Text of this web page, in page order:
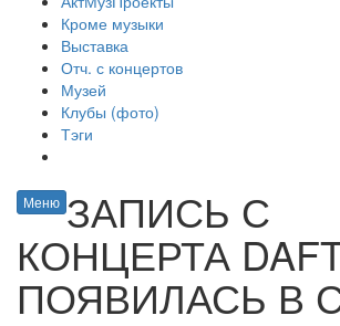
Кроме музыки
Выставка
Отч. с концертов
Музей
Клубы (фото)
Тэги
Меню ЗАПИСЬ С
КОНЦЕРТА
ПОЯВИЛАСЬ В